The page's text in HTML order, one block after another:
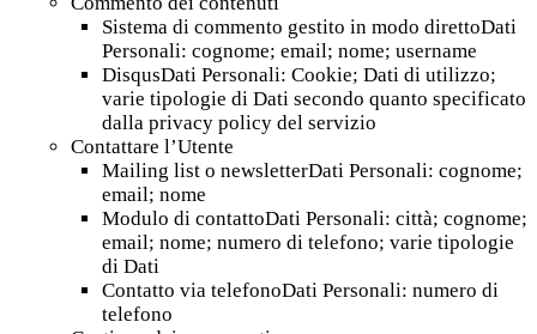
Sistema di commento gestito in modo direttoDati
Personali: cognome; email; nome; username
DisqusDati Personali: Cookie; Dati di utilizzo;
varie tipologie di Dati secondo quanto specificato
dalla privacy policy del servizio
Contattare l’Utente
Mailing list o newsletterDati Personali: cognome;
email; nome
Modulo di contattoDati Personali: città; cognome;
email; nome; numero di telefono; varie tipologie
di Dati
Contatto via telefonoDati Personali: numero di
telefono